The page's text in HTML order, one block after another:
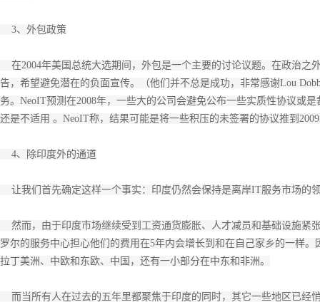
3、外包政策
在2004年美国总统大选期间，外包是一个主要的讨论议题。在政治之
告，希望避免潜在的负面宣传。（他们并不总是成功，非常感谢Lou
务。NeoIT预测在2008年，一些大的公司会避免公布一些实质性协议或
还是不适用 。NeoIT称，结果可能是将一些积压的未签署的协议推到
4、除印度外的通道
让我们首先确定这样一个事实：印度仍然会保持是离岸IT服务市场的
然而，由于印度市场继续受到工资通货膨胀、人才减员和基础设施紧
罗尔的服务中心担心他们的费用在5年内会增长到和在自己家乡的一样
拉丁美洲、中欧和东欧、中国，还有一小部分在中东和非洲。
而当所有人在过去的五年里都聚焦于印度的同时，其它一些地区已经